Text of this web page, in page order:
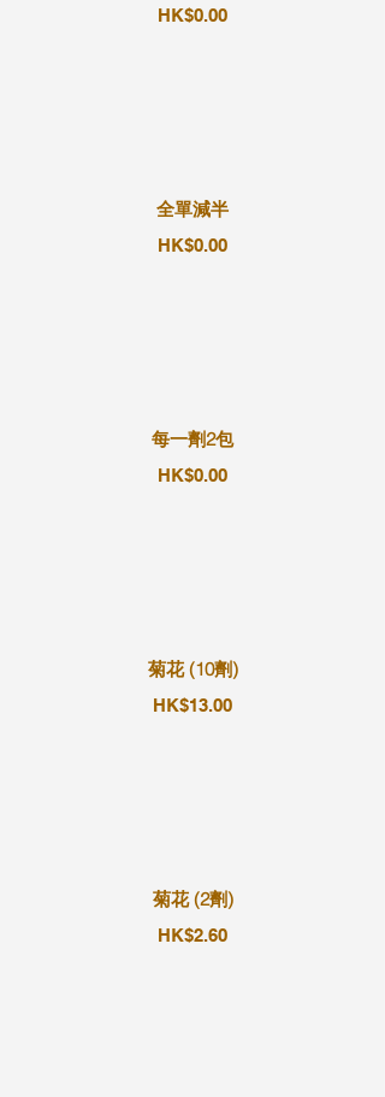
HK$0.00
全單減半
HK$0.00
每一劑2包
HK$0.00
菊花 (10劑)
HK$13.00
菊花 (2劑)
HK$2.60